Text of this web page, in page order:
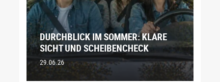
DURCHBLICK IM SOMMER: KLARE
SICHT UND SCHEIBENCHECK
29.06.26